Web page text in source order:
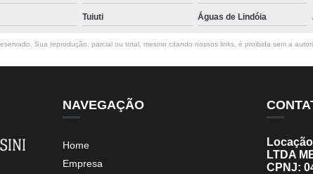
Tuiuti Águas de Lindóia
Sua reprodução, parcial ou total, mesmo citando nossos links, é proibida sem a
NAVEGAÇÃO
Home
Empresa
LTDA
CPNJ: